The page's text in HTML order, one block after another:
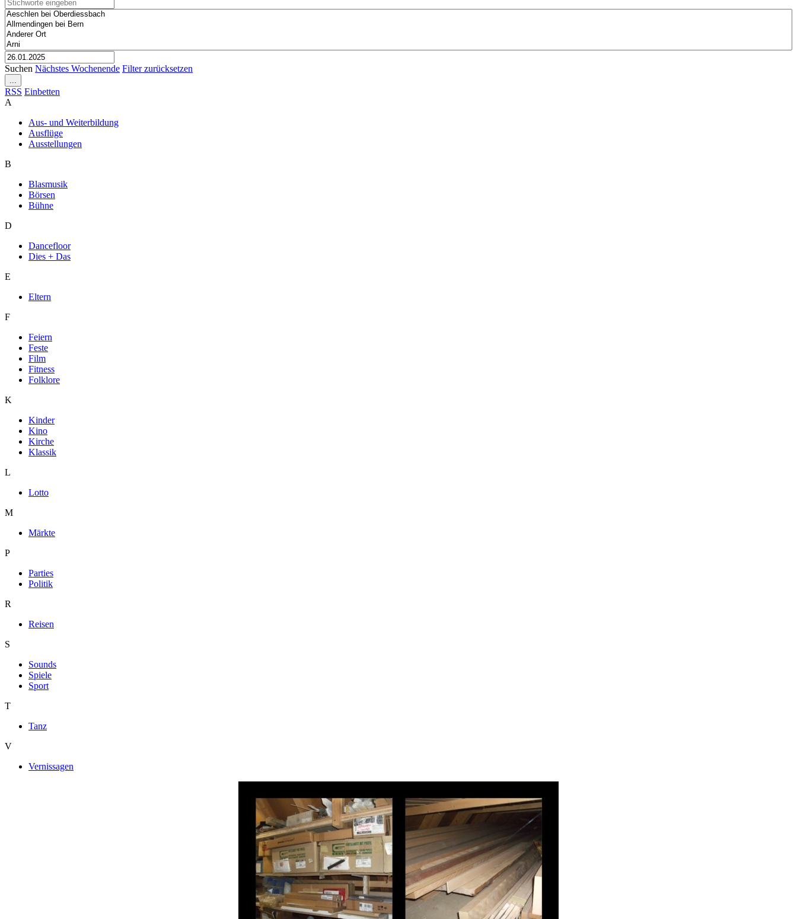
Suchen Nächstes Wochenende Filter zurücksetzen
RSS Einbetten
A
Aus- und Weiterbildung
Ausflüge
Ausstellungen
B
Blasmusik
Börsen
Bühne
D
Dancefloor
Dies + Das
E
Eltern
F
Feiern
Feste
Film
Fitness
Folklore
K
Kinder
Kino
Kirche
Klassik
L
Lotto
M
Märkte
P
Parties
Politik
R
Reisen
S
Sounds
Spiele
Sport
T
Tanz
V
Vernissagen